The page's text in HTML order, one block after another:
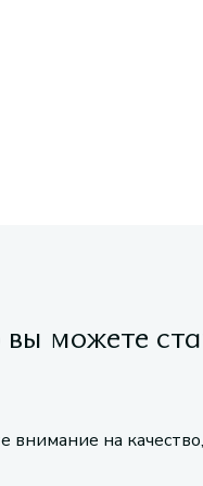
можете
внимание на качество,